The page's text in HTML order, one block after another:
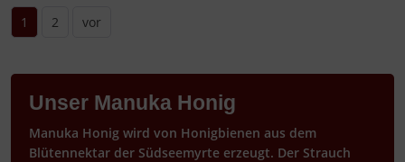
1 2 vor
Unser Manuka Honig
Manuka Honig wird von Honigbienen aus dem
Blütennektar der Südseemyrte erzeugt. Der Strauch